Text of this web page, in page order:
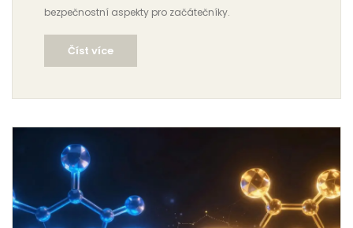
bezpečnostní aspekty pro začátečníky.
Číst více